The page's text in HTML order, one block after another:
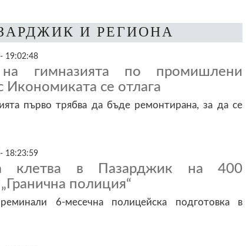
И РЕГИОНА
19:02:48
на гимназията по промишлени
Икономиката се отлага
първо трябва да бъде ремонтирана, за да се
18:23:59
клетва в Пазарджик на 400
полиция“
6-месечна полицейска подготовка в